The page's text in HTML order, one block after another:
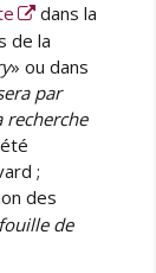
dans la
de la
» ou dans
par
recherche
;
des
de